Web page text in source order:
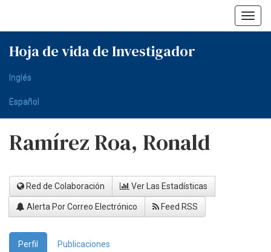
Hoja de vida de Investigador
Inglés
Español
Ramírez Roa, Ronald
Red de Colaboración Ver Las Estadísticas
Alerta Por Correo Electrónico Feed RSS
Perfil Publicaciones